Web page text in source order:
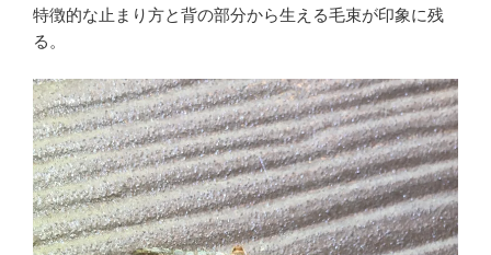
特徴的な止まり方と背の部分から生える毛束が印象に残
る。